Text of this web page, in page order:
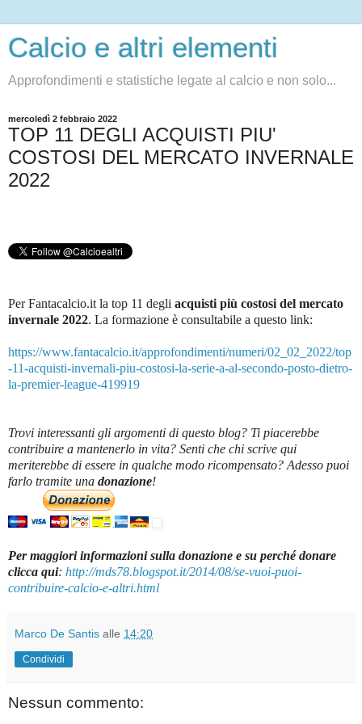
Calcio e altri elementi
Approfondimenti e statistiche legate al calcio e non solo...
mercoledì 2 febbraio 2022
TOP 11 DEGLI ACQUISTI PIU'
COSTOSI DEL MERCATO INVERNALE
2022
Per Fantacalcio.it la top 11 degli acquisti più costosi del mercato
invernale 2022. La formazione è consultabile a questo link:
https://www.fantacalcio.it/approfondimenti/numeri/02_02_2022/top
-11-acquisti-invernali-piu-costosi-la-serie-a-al-secondo-posto-dietro-
la-premier-league-419919
Trovi interessanti gli argomenti di questo blog? Ti piacerebbe
contribuire a mantenerlo in vita? Senti che chi scrive qui
meriterebbe di essere in qualche modo ricompensato? Adesso puoi
farlo tramite una donazione!
Per maggiori informazioni sulla donazione e su perché donare
clicca qui: http://mds78.blogspot.it/2014/08/se-vuoi-puoi-
contribuire-calcio-e-altri.html
Marco De Santis alle 14:20
Condividi
Nessun commento: